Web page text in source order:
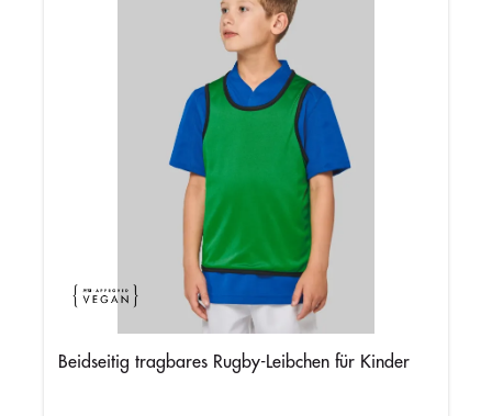
Beidseitig tragbares Rugby-Leibchen für Kinder